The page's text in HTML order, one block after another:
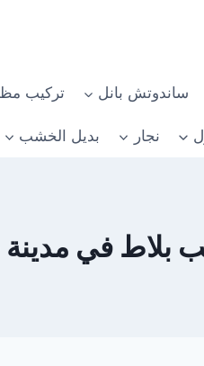
ساندوتش بانل تركيب
نجار بديل الخشب
في مدينة خليفة